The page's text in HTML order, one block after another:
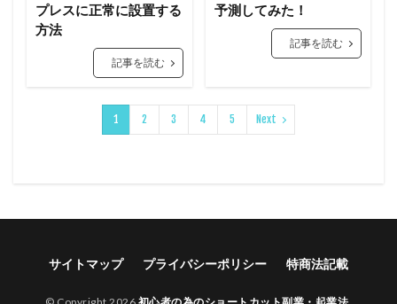
プレスに正常に設置する
方法
記事を読む
予測してみた！
記事を読む
1 2 3 4 5 Next
サイトマップ プライバシーポリシー 特商法記載